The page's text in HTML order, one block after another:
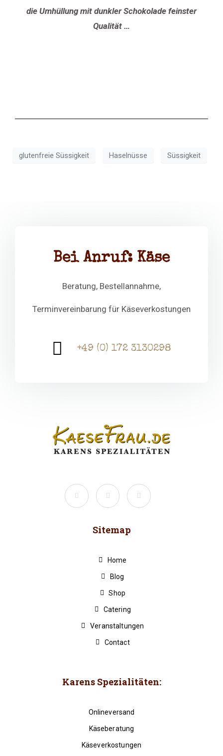
die Umhüllung mit dunkler Schokolade feinster
Qualität …
glutenfreie Süssigkeit Haselnüsse Süssigkeit
Bei Anruf: Käse
Beratung, Bestellannahme,
Terminvereinbarung für Käseverkostungen
+49 (0) 172 3130298
Sitemap
Home
Blog
Shop
Catering
Veranstaltungen
Contact
Karens Spezialitäten:
Onlineversand
Käseberatung
Käseverkostungen